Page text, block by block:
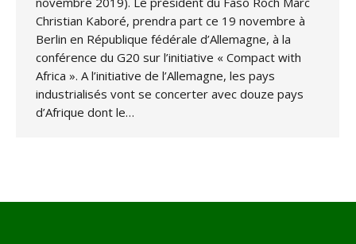
Christian Kaboré, prendra part ce 19 novembre à
Berlin en République fédérale d’Allemagne, à la
conférence du G20 sur l’initiative « Compact with
Africa ». A l’initiative de l’Allemagne, les pays
industrialisés vont se concerter avec douze pays
d’Afrique dont le…